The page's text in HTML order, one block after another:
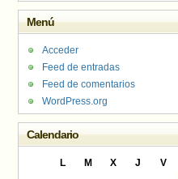
Menú
Acceder
Feed de entradas
Feed de comentarios
WordPress.org
Calendario
L M X J V